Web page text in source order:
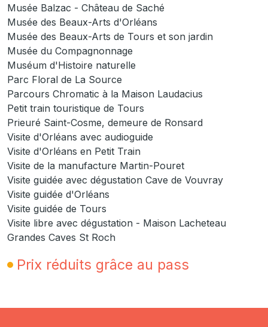
Musée Balzac - Château de Saché
Musée des Beaux-Arts d'Orléans
Musée des Beaux-Arts de Tours et son jardin
Musée du Compagnonnage
Muséum d'Histoire naturelle
Parc Floral de La Source
Parcours Chromatic à la Maison Laudacius
Petit train touristique de Tours
Prieuré Saint-Cosme, demeure de Ronsard
Visite d'Orléans avec audioguide
Visite d'Orléans en Petit Train
Visite de la manufacture Martin-Pouret
Visite guidée avec dégustation Cave de Vouvray
Visite guidée d'Orléans
Visite guidée de Tours
Visite libre avec dégustation - Maison Lacheteau
Grandes Caves St Roch
Prix réduits grâce au pass